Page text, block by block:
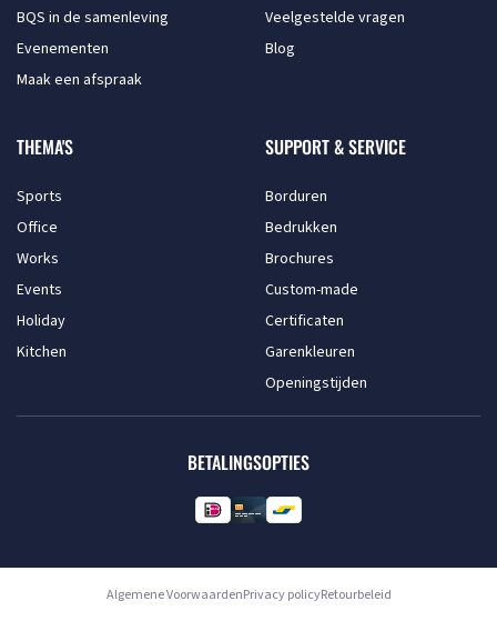
BQS in de samenleving
Evenementen
Maak een afspraak
Veelgestelde vragen
Blog
THEMA'S
Sports
Office
Works
Events
Holiday
Kitchen
SUPPORT & SERVICE
Borduren
Bedrukken
Brochures
Custom-made
Certificaten
Garenkleuren
Openingstijden
BETALINGSOPTIES
Algemene VoorwaardenPrivacy policyRetourbeleid